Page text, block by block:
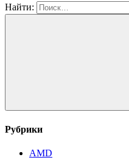
Найти:
Рубрики
AMD